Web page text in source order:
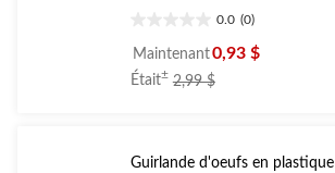
0.0 (0)
étoile(s)
sur
5.
Maintenant0,93 $
Était± 2,99 $prix
Guirlande d'oeufs en plastique